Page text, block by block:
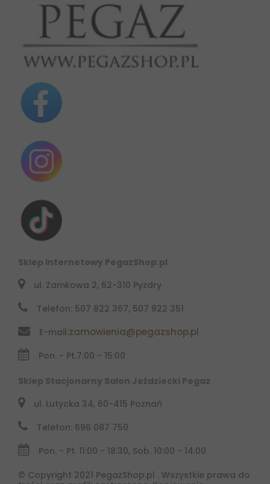
Sklep Internetowy PegazShop.pl
ul. Zamkowa 2, 62-310 Pyzdry
Telefon: 507 822 367, 507 822 351
E-mail:zamowienia@pegazshop.pl
Pon. - Pt.7:00 - 15:00
Sklep Stacjonarny Salon Jeździecki Pegaz
ul. Lutycka 34, 60-415 Poznań
Telefon: 696 087 750
Pon. - Pt. 11:00 - 18:30, Sob. 10:00 - 14:00
© Copyright 2021 PegazShop.pl . Wszystkie prawa do